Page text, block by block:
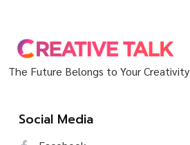
The Future Belongs to Your Creativity
Social Media